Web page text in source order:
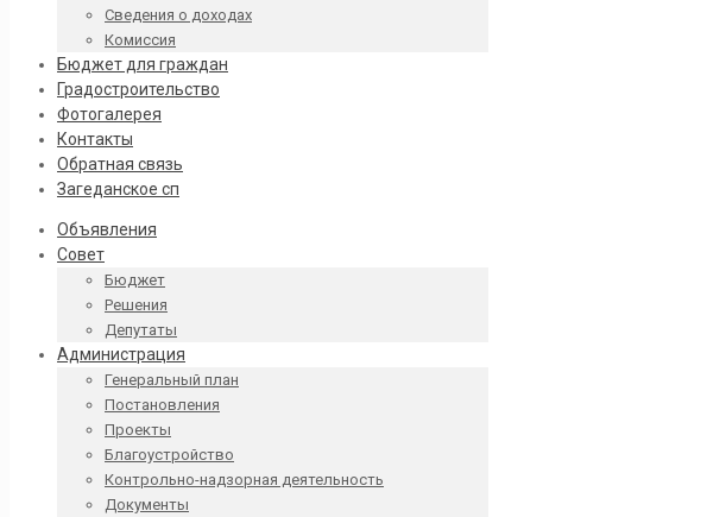
Сведения о доходах
Комиссия
Бюджет для граждан
Градостроительство
Фотогалерея
Контакты
Обратная связь
Загеданское сп
Объявления
Совет
Бюджет
Решения
Депутаты
Администрация
Генеральный план
Постановления
Проекты
Благоустройство
Контрольно-надзорная деятельность
Документы